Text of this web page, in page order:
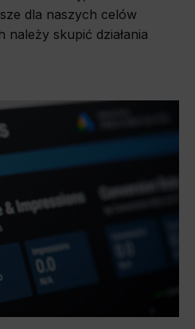
dla naszych celów
należy skupić działania